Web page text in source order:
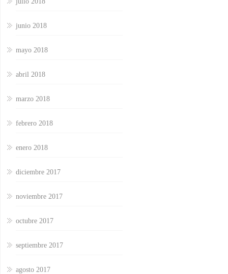
junio 2018
mayo 2018
abril 2018
marzo 2018
febrero 2018
enero 2018
diciembre 2017
noviembre 2017
octubre 2017
septiembre 2017
agosto 2017